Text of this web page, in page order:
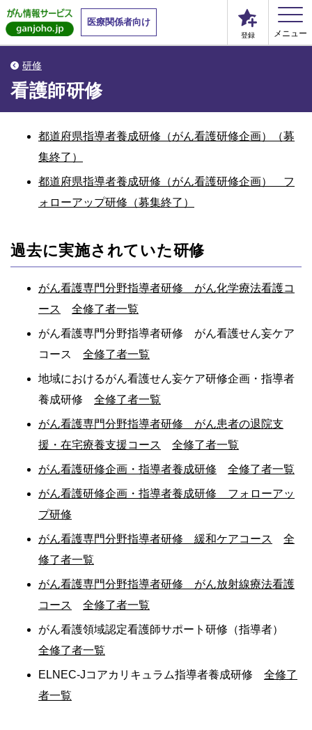
医療関係者向け
登録 メニュー
研修
看護師研修
都道府県指導者養成研修（がん看護研修企画）（募
集終了）
都道府県指導者養成研修（がん看護研修企画） フ
ォローアップ研修（募集終了）
過去に実施されていた研修
がん看護専門分野指導者研修 がん化学療法看護コ
ース
全修了者一覧
がん看護専門分野指導者研修 がん看護せん妄ケア
コース 全修了者一覧
地域におけるがん看護せん妄ケア研修企画・指導者
養成研修 全修了者一覧
がん看護専門分野指導者研修 がん患者の退院支
援・在宅療養支援コース
全修了者一覧
がん看護研修企画・指導者養成研修 全修了者一覧
がん看護研修企画・指導者養成研修 フォローアッ
プ研修
がん看護専門分野指導者研修 緩和ケアコース
全
修了者一覧
がん看護専門分野指導者研修 がん放射線療法看護
コース
全修了者一覧
がん看護領域認定看護師サポート研修（指導者）
全修了者一覧
ELNEC-Jコアカリキュラム指導者養成研修 全修了
者一覧